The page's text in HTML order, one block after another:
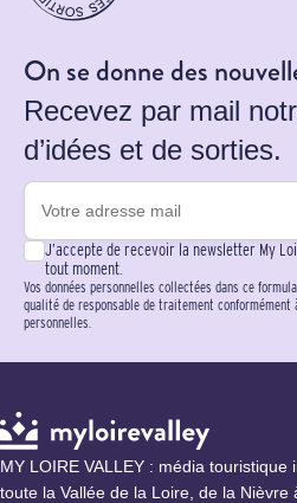
On se donne des
Recevez par mail
d’idées et de sorties.
J’accepte de recevoir la newsletter My
tout moment.
Vos données personnelles collectées dans ce
qualité de responsable de traitement
personnelles.
MY LOIRE VALLEY : média touristique
toute la Vallée de la Loire, de la Nièvre